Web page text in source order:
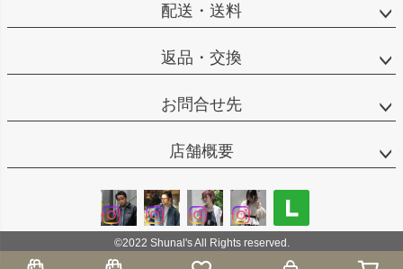
配送・送料
返品・交換
お問合せ先
店舗概要
©2022 Shunal's All Rights reserved.